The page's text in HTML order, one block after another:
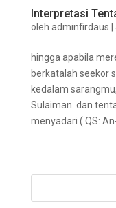
Interpretasi
oleh adminfirdaus
hingga apabila
berkatalah seekor
kedalam
Sulaiman dan
menyadari ( QS: